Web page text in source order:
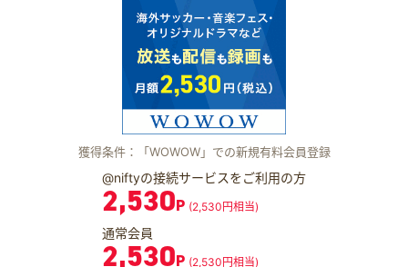
獲得条件：「WOWOW」での新規有料会員登録
@niftyの接続サービスをご利用の方
2,530P (2,530円相当)
通常会員
2,530P (2,530円相当)